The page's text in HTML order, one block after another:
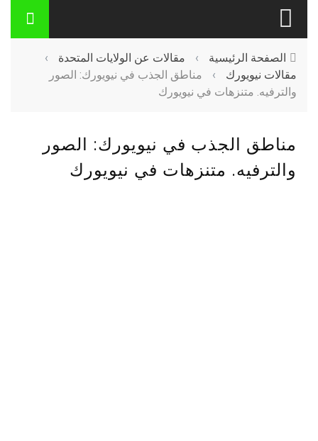
الصفحة الرئيسية › مقالات عن الولايات المتحدة
›
مقالات نيويورك
›
مناطق الجذب في نيويورك: الصور
والترفيه. متنزهات في نيويورك
مناطق الجذب في نيويورك: الصور
والترفيه. متنزهات في نيويورك